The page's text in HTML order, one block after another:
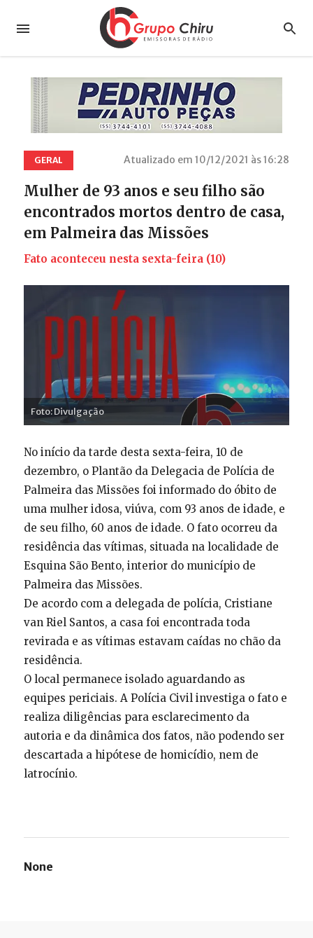
GERAL Atualizado em 10/12/2021 às 16:28
Mulher de 93 anos e seu filho são
encontrados mortos dentro de casa,
em Palmeira das Missões
Fato aconteceu nesta sexta-feira (10)
Foto: Divulgação
No início da tarde desta sexta-feira, 10 de
dezembro, o Plantão da Delegacia de Polícia de
Palmeira das Missões foi informado do óbito de
uma mulher idosa, viúva, com 93 anos de idade, e
de seu filho, 60 anos de idade. O fato ocorreu da
residência das vítimas, situada na localidade de
Esquina São Bento, interior do município de
Palmeira das Missões.
De acordo com a delegada de polícia, Cristiane
van Riel Santos, a casa foi encontrada toda
revirada e as vítimas estavam caídas no chão da
residência.
O local permanece isolado aguardando as
equipes periciais. A Polícia Civil investiga o fato e
realiza diligências para esclarecimento da
autoria e da dinâmica dos fatos, não podendo ser
descartada a hipótese de homicídio, nem de
latrocínio.
None